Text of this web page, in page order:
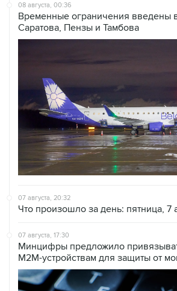
08 августа, 00:36
Временные ограничения введены
Саратова, Пензы и Тамбова
07 августа, 20:32
Что произошло за день: пятница, 7
07 августа, 17:30
Минцифры предложило
M2M-устройствам для защиты от